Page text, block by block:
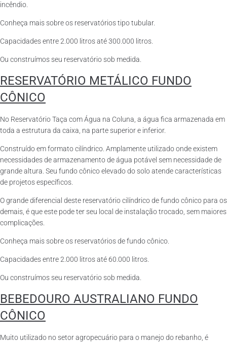
incêndio.
Conheça mais sobre os reservatórios tipo tubular.
Capacidades entre 2.000 litros até 300.000 litros.
Ou construímos seu reservatório sob medida.
RESERVATÓRIO METÁLICO FUNDO
CÔNICO
No Reservatório Taça com Água na Coluna, a água fica armazenada em
toda a estrutura da caixa, na parte superior e inferior.
Construído em formato cilíndrico. Amplamente utilizado onde existem
necessidades de armazenamento de água potável sem necessidade de
grande altura. Seu fundo cônico elevado do solo atende características
de projetos específicos.
O grande diferencial deste reservatório cilíndrico de fundo cônico para os
demais, é que este pode ter seu local de instalação trocado, sem maiores
complicações.
Conheça mais sobre os reservatórios de fundo cônico.
Capacidades entre 2.000 litros até 60.000 litros.
Ou construímos seu reservatório sob medida.
BEBEDOURO AUSTRALIANO FUNDO
CÔNICO
Muito utilizado no setor agropecuário para o manejo do rebanho, é